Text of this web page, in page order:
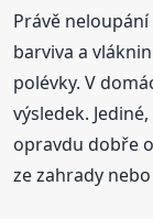
Právě
barviva a
polévky. V
výsledek.
opravdu dobře
ze zahrady